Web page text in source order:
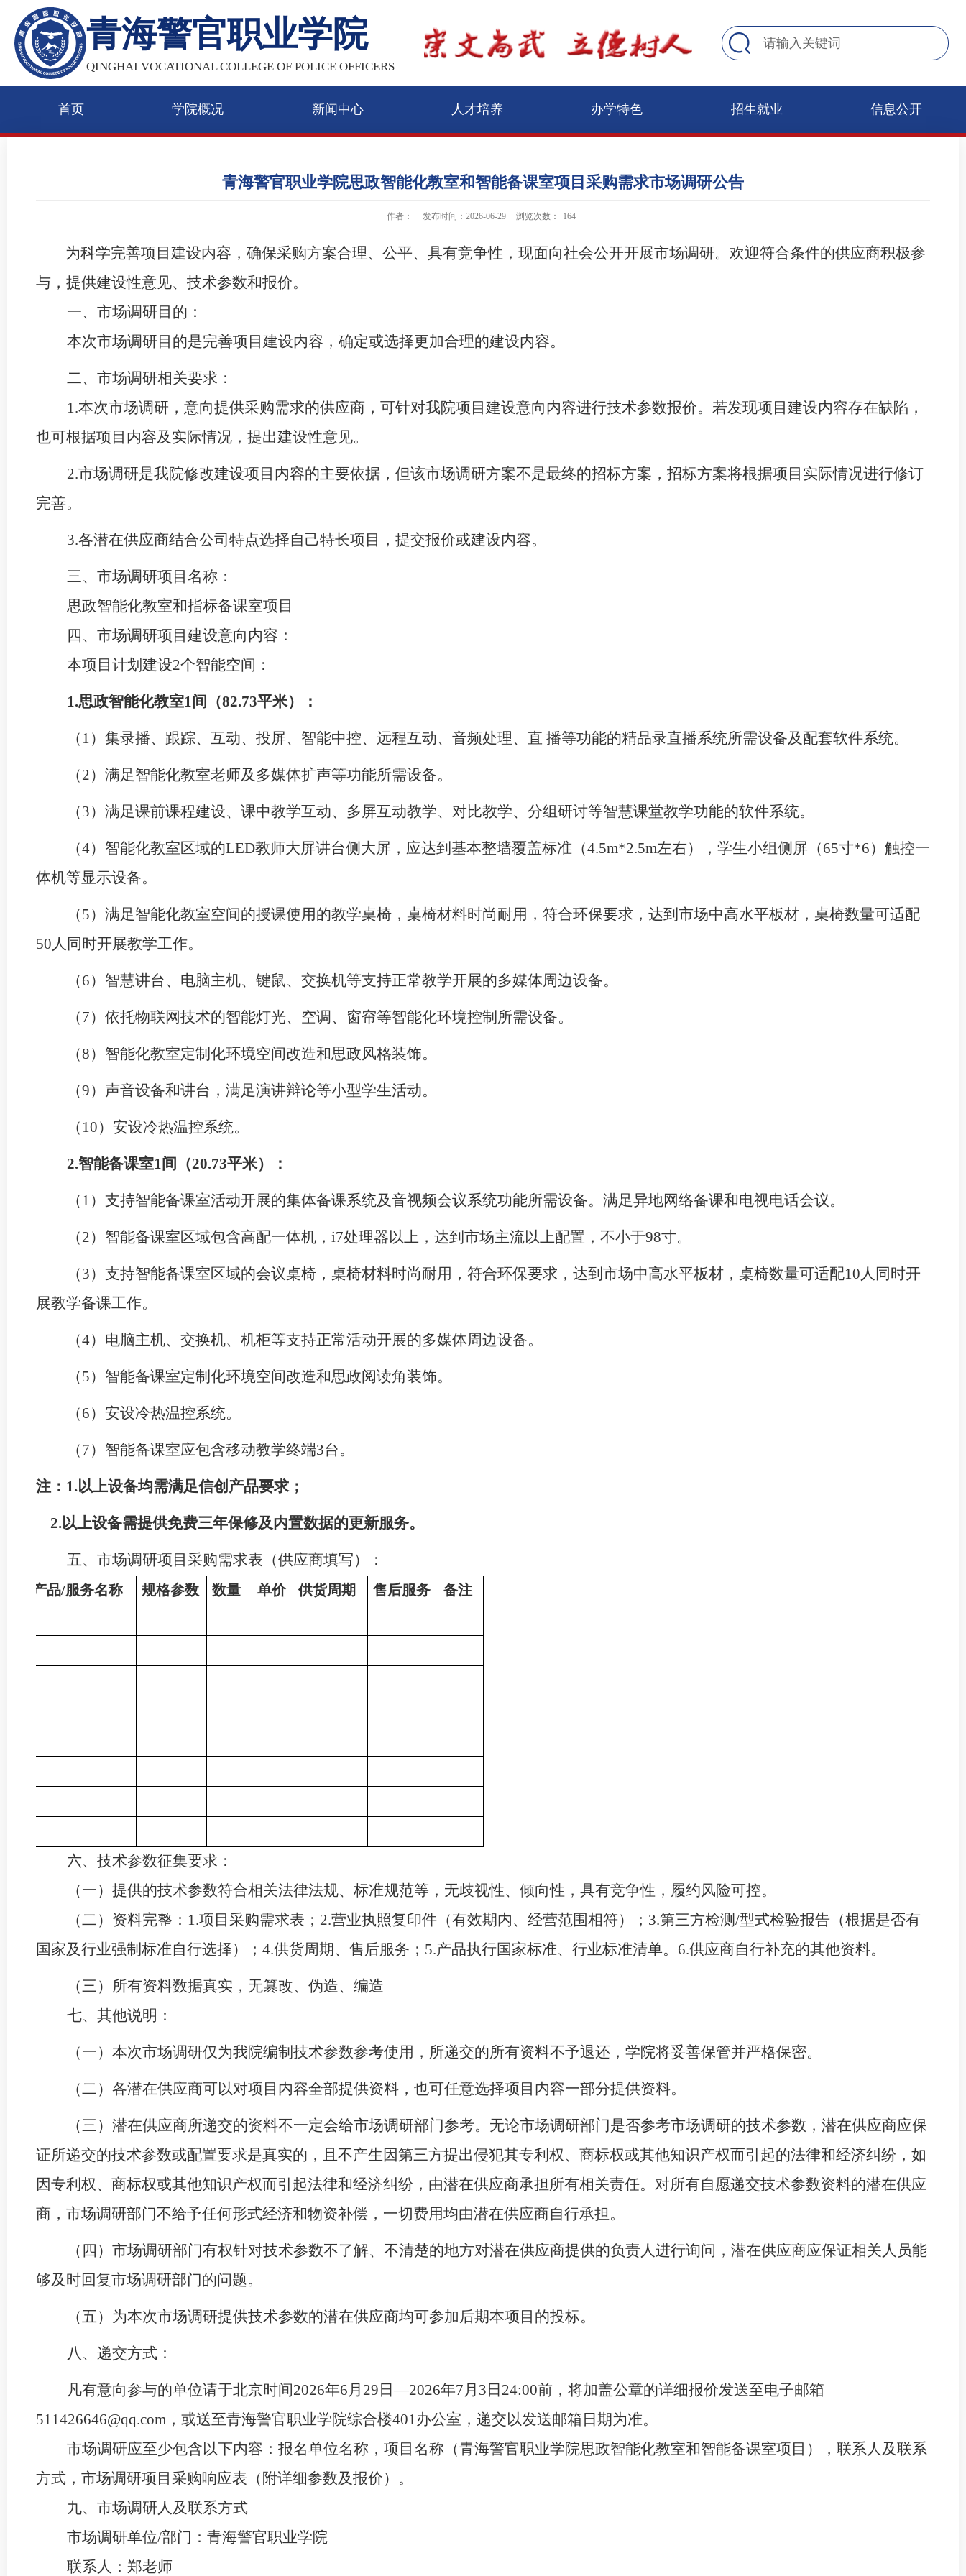
青海警官职业学院
QINGHAI VOCATIONAL COLLEGE OF POLICE OFFICERS
首页 学院概况 新闻中心 人才培养 办学特色 招生就业 信息公开
青海警官职业学院思政智能化教室和智能备课室项目采购需求市场调研公告
作者： 发布时间：2026-06-29 浏览次数： 164
为科学完善项目建设内容，确保采购方案合理、公平、具有竞争性，现面向社会公开开展市场调研。欢迎符合条件的供应商积极参
与，提供建设性意见、技术参数和报价。
一、市场调研目的：
本次市场调研目的是完善项目建设内容，确定或选择更加合理的建设内容。
二、市场调研相关要求：
1.本次市场调研，意向提供采购需求的供应商，可针对我院项目建设意向内容进行技术参数报价。若发现项目建设内容存在缺陷，
也可根据项目内容及实际情况，提出建设性意见。
2.市场调研是我院修改建设项目内容的主要依据，但该市场调研方案不是最终的招标方案，招标方案将根据项目实际情况进行修订
完善。
3.各潜在供应商结合公司特点选择自己特长项目，提交报价或建设内容。
三、市场调研项目名称：
思政智能化教室和指标备课室项目
四、市场调研项目建设意向内容：
本项目计划建设2个智能空间：
1.思政智能化教室1间（82.73平米）：
（ 1）集录播、跟踪、互动、投屏、智能中控、远程互动、音频处理、直 播等功能的精品录直播系统所需设备及配套软件系统。
（2）满足智能化教室老师及多媒体扩声等功能所需设备。
（3）满足课前课程建设、课中教学互动、多屏互动教学、对比教学、分组研讨等智慧课堂教学功能的软件系统。
（4）智能化教室区域的LED教师大屏讲台侧大屏 ， 应达到基本整墙覆盖标准 （4.5m*2.5m左右）， 学生小组侧屏 （65寸*6） 触控一
体机等显示设备。
（5）满足智能化教室空间的授课使用的教学桌椅 ， 桌椅材料时尚耐用，符合环保要求，达到市场中高水平板材 ，桌椅数量可适配
50人同时开展教学工作。
（6）智慧讲台、电脑主机、键鼠、交换机等支持正常教学开展的多媒体周边设备。
（7）依托物联网技术的智能灯光、空调、窗帘等智能化环境控制所需设备。
（8） 智能化教室定制化环境空间改造和思政风格装饰。
（9）声音设备和讲台 ， 满足演讲辩论等小型学生活动。
（ 10）安设冷热温控系统。
2.智能备课室1间（20.73平米）：
（ 1）支持智能备课室活动开展的集体备课系统及音视频会议系统功能所需设备。满足异地网络备课和电视电话会议。
（2）智能备课室区域包含高配一体机， i7处理器以上，达到市场主流以上配置，不小于98寸。
（3）支持智能备课室区域的会议桌椅 ， 桌椅材料时尚耐用，符合环保要求，达到市场中高水平板材 ，桌椅数量可适配10人同时开
展教学备课工作。
（4）电脑主机、交换机、机柜等支持正常活动开展的多媒体周边设备。
（5）智能备课室定制化环境空间改造和思政阅读角装饰。
（6）安设冷热温控系统。
（7） 智能备课室应包含移动教学终端3台。
注： 1.以上设备均需满足信创产品要求；
2.以上设备需提供免费三年保修及内置数据的更新服务。
五、 市场调研项目采购需求表 （供应商填写）：
产品/服务名称 规格参数 数量 单价 供货周期 售后服务 备注
六、技术参数征集要求：
（一）提供的技术参数符合相关法律法规、标准规范等，无歧视性、倾向性，具有竞争性，履约风险可控。
（二）资料完整： 1.项目采购需求表； 2.营业执照复印件（有效期内、经营范围相符）； 3.第三方检测 /型式检验报告 （根据是否有
国家及行业强制标准自行选择）； 4.供货周期、售后服务； 5.产品执行国家标准、行业标准清单。 6.供应商自行补充的其他资料。
（三）所有资料数据真实，无篡改、伪造、编造
七、 其他说明：
（一）本次市场调研仅为我院编制技术参数参考使用，所递交的所有资料不予退还，学院将妥善保管并严格保密。
（二）各潜在供应商可以对项目内容全部提供资料，也可任意选择项目内容一部分提供资料。
（三）潜在供应商所递交的资料不一定会给市场调研部门参考。无论市场调研部门是否参考市场调研的技术参数，潜在供应商应保
证所递交的技术参数或配置要求是真实的，且不产生因第三方提出侵犯其专利权、商标权或其他知识产权而引起的法律和经济纠纷，如
因专利权、商标权或其他知识产权而引起法律和经济纠纷，由潜在供应商承担所有相关责任。对所有自愿递交技术参数资料的潜在供应
商，市场调研部门不给予任何形式经济和物资补偿，一切费用均由潜在供应商自行承担。
（四）市场调研部门有权针对技术参数不了解、不清楚的地方对潜在供应商提供的负责人进行询问，潜在供应商应保证相关人员能
够及时回复市场调研部门的问题。
（五）为本次市场调研提供技术参数的潜在供应商均可参加后期本项目的投标。
八、递交方式 ：
凡有意向参与的单位请于北京时间2026年6月29 日—2026年7月 3 日 24:00前，将加盖公章的详细报价发送至电子邮箱
511426646@qq.com，或送至青海警官职业学院综合楼401办公室，递交以发送邮箱日期为准。
市场调研应至少包含以下内容：报名单位名称，项目名称（青海警官职业学院思政智能化教室和智能备课室项目），联系人及联系
方式，市场调研项目采购响应表（附详细参数及报价）。
九、市场调研人及联系方式
市场调研单位/部门：青海警官职业学院
联系人：郑老师